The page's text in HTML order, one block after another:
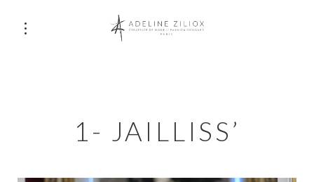
1- JAILLISS’